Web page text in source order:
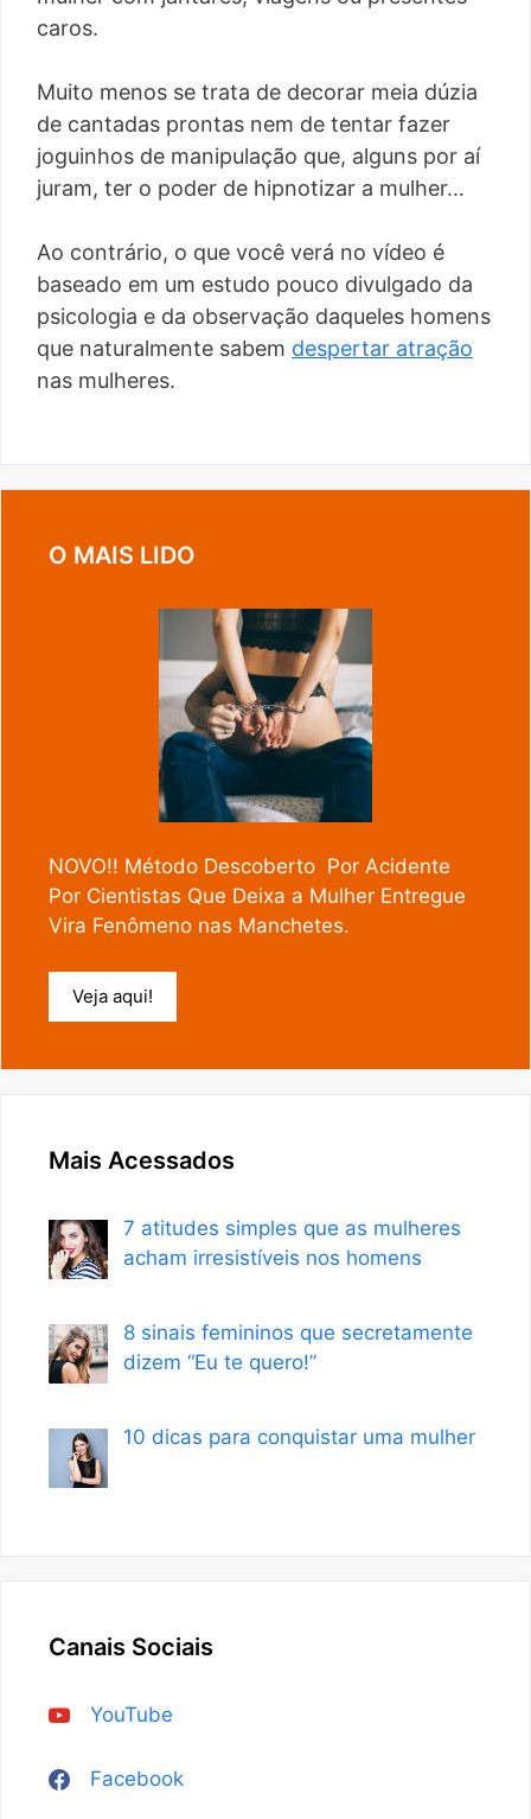
caros.
Muito menos se trata de decorar meia dúzia
de cantadas prontas nem de tentar fazer
joguinhos de manipulação que, alguns por aí
juram, ter o poder de hipnotizar a mulher…
Ao contrário, o que você verá no vídeo é
baseado em um estudo pouco divulgado da
psicologia e da observação daqueles homens
que naturalmente sabem despertar atração
nas mulheres.
O MAIS LIDO
NOVO!! Método Descoberto Por Acidente
Por Cientistas Que Deixa a Mulher Entregue
Vira Fenômeno nas Manchetes.
Veja aqui!
Mais Acessados
7 atitudes simples que as mulheres
acham irresistíveis nos homens
8 sinais femininos que secretamente
dizem “Eu te quero!”
10 dicas para conquistar uma mulher
Canais Sociais
YouTube
Facebook